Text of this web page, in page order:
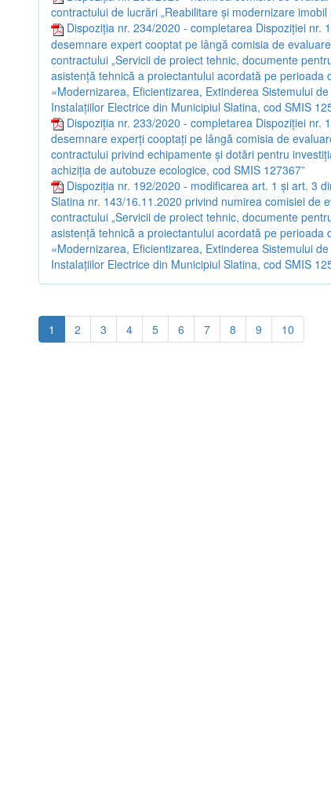
contractului de lucrări „Reabilitare și modernizare
Dispoziția nr. 234/2020 - completarea Dispoziției nr.
desemnare expert cooptat pe lângă comisia de
contractului „Servicii de proiect tehnic, documente
asistență tehnică a proiectantului acordată pe perioada
«Modernizarea, Eficientizarea, Extinderea Sistemului
Instalațiilor Electrice din Municipiul Slatina, cod SMIS
Dispoziția nr. 233/2020 - completarea Dispoziției nr.
desemnare experți cooptați pe lângă comisia de
contractului privind echipamente și dotări pentru
achiziția de autobuze ecologice, cod SMIS 127367”
Dispoziția nr. 192/2020 - modificarea art. 1 și art. 3
Slatina nr. 143/16.11.2020 privind numirea comisiei de
contractului „Servicii de proiect tehnic, documente
asistență tehnică a proiectantului acordată pe perioada
«Modernizarea, Eficientizarea, Extinderea Sistemului
Instalațiilor Electrice din Municipiul Slatina, cod SMIS
1 2 3 4 5 6 7 8 9 10